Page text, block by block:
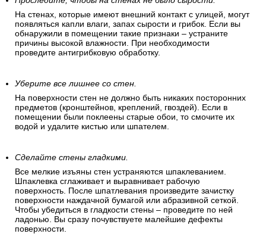
На стенах, которые имеют внешний контакт с улицей, могут
появляться капли влаги, запах сырости и грибок. Если вы
обнаружили в помещении такие признаки – устраните
причины высокой влажности. При необходимости
проведите антигрибковую обработку.
Уберите все лишнее со стен.
На поверхности стен не должно быть никаких посторонних
предметов (кронштейнов, креплений, гвоздей). Если в
помещении были поклеены старые обои, то смочите их
водой и удалите кистью или шпателем.
Сделайте стены гладкими.
Все мелкие изъяны стен устраняются шпаклеванием.
Шпаклевка сглаживает и выравнивает рабочую
поверхность. После шпатлевания произведите зачистку
поверхности наждачной бумагой или абразивной сеткой.
Чтобы убедиться в гладкости стены – проведите по ней
ладонью. Вы сразу почувствуете малейшие дефекты
поверхности.